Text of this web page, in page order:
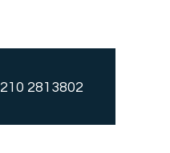
210 2813802